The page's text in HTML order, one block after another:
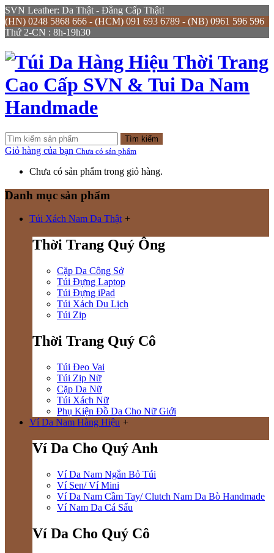
SVN Leather: Da Thật - Đẳng Cấp Thật!
(HN) 0248 5868 666 - (HCM) 091 693 6789 - (NB) 0961 596 596
Thứ 2-CN : 8h-19h30
Tìm kiếm
Giỏ hàng của bạn Chưa có sản phẩm
Chưa có sản phẩm trong giỏ hàng.
Danh mục sản phẩm
Túi Xách Nam Da Thật +
Thời Trang Quý Ông
Cặp Da Công Sở
Túi Đựng Laptop
Túi Đựng iPad
Túi Xách Du Lịch
Túi Zip
Thời Trang Quý Cô
Túi Đeo Vai
Túi Zip Nữ
Cặp Da Nữ
Túi Xách Nữ
Phụ Kiện Đồ Da Cho Nữ Giới
Ví Da Nam Hàng Hiệu +
Ví Da Cho Quý Anh
Ví Da Nam Ngắn Bỏ Túi
Ví Sen/ Ví Mini
Ví Da Nam Cầm Tay/ Clutch Nam Da Bò Handmade
Ví Nam Da Cá Sấu
Ví Da Cho Quý Cô